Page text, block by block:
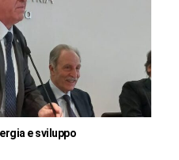
e sviluppo